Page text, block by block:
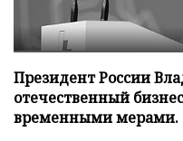
Президент России
отечественный
временными мерами.